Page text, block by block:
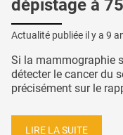
dépistage à
Actualité publiée il y a 9
Si la mammographie
détecter le cancer du
précisément sur le
LIRE LA SUITE